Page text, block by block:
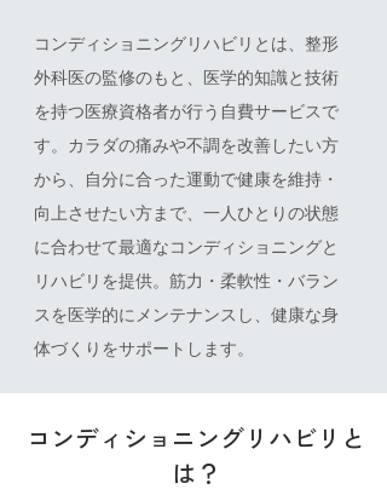
コンディショニングリハビリとは、整形
外科医の監修のもと、医学的知識と技術
を持つ医療資格者が行う自費サービスで
す。カラダの痛みや不調を改善したい方
から、自分に合った運動で健康を維持・
向上させたい方まで、一人ひとりの状態
に合わせて最適なコンディショニングと
リハビリを提供。筋力・柔軟性・バラン
スを医学的にメンテナンスし、健康な身
体づくりをサポートします。
コンディショニングリハビリと
は？